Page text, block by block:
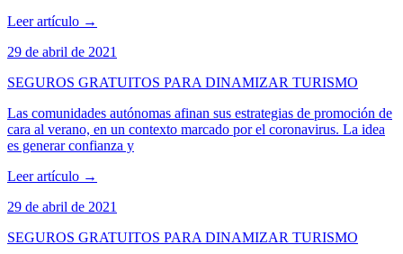
Leer artículo →
29 de abril de 2021
SEGUROS GRATUITOS PARA DINAMIZAR TURISMO
Las comunidades autónomas afinan sus estrategias de promoción de
cara al verano, en un contexto marcado por el coronavirus. La idea
es generar confianza y
Leer artículo →
29 de abril de 2021
SEGUROS GRATUITOS PARA DINAMIZAR TURISMO